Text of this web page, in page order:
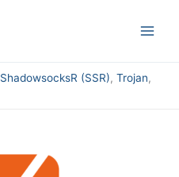
ShadowsocksR (SSR), Trojan,